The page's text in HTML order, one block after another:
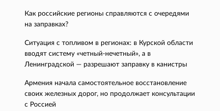
Как российские регионы справляются с очередями
на заправках?
Ситуация с топливом в регионах: в Курской области
вводят систему «четный-нечетный», а в
Ленинградской — разрешают заправку в канистры
Армения начала самостоятельное восстановление
своих железных дорог, но продолжает консультации
с Россией